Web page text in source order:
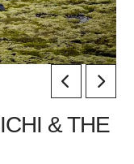
& THE